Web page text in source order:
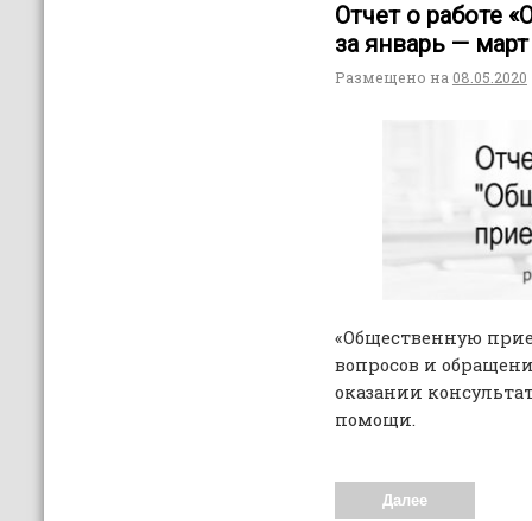
Отчет о работе
за январь —
Размещено на 08.05.2020
«Общественную
вопросов и
оказании
помощи.
Далее